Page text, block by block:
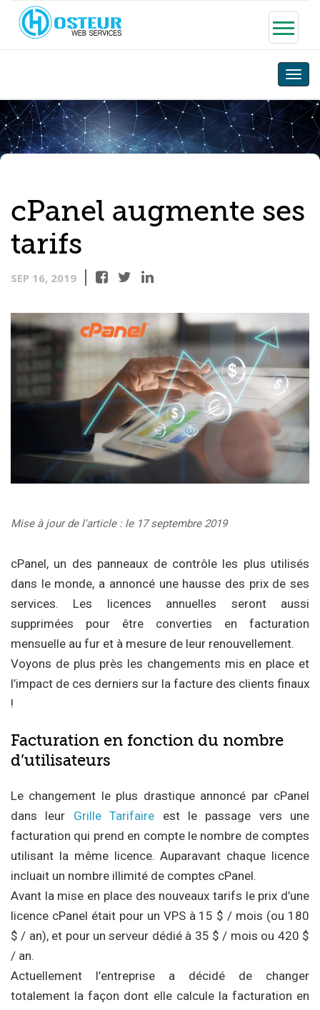
Toggle
cPanel augmente ses
tarifs
SEP 16, 2019
Mise à jour de l'article : le 17 septembre 2019
cPanel, un des panneaux de contrôle les plus utilisés
dans le monde, a annoncé une hausse des prix de ses
services. Les licences annuelles seront aussi
supprimées pour être converties en facturation
mensuelle au fur et à mesure de leur renouvellement.
Voyons de plus près les changements mis en place et
l’impact de ces derniers sur la facture des clients finaux
!
Facturation en fonction du nombre
d’utilisateurs
Le changement le plus drastique annoncé par cPanel
dans leur Grille Tarifaire est le passage vers une
facturation qui prend en compte le nombre de comptes
utilisant la même licence. Auparavant chaque licence
incluait un nombre illimité de comptes cPanel.
Avant la mise en place des nouveaux tarifs le prix d’une
licence cPanel était pour un VPS à 15 $ / mois (ou 180
$ / an), et pour un serveur dédié à 35 $ / mois ou 420 $
/ an.
Actuellement l’entreprise a décidé de changer
totalement la façon dont elle calcule la facturation en